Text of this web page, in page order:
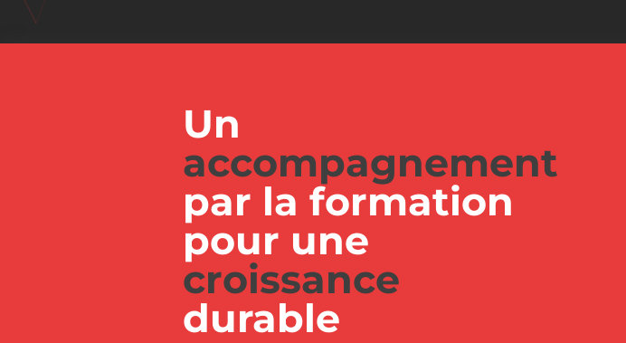
Un
accompagnement
par la formation
pour une
croissance
durable